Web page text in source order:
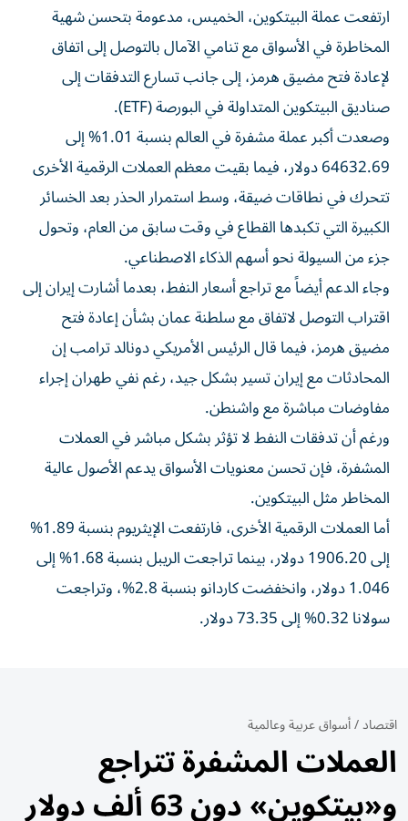
ارتفعت عملة البيتكوين، الخميس، مدعومة بتحسن شهية
المخاطرة في الأسواق مع تنامي الآمال بالتوصل إلى اتفاق
لإعادة فتح مضيق هرمز، إلى جانب تسارع التدفقات إلى
صناديق البيتكوين المتداولة في البورصة (ETF).
وصعدت أكبر عملة مشفرة في العالم بنسبة 1.01% إلى
64632.69 دولار، فيما بقيت معظم العملات الرقمية الأخرى
تتحرك في نطاقات ضيقة، وسط استمرار الحذر بعد الخسائر
الكبيرة التي تكبدها القطاع في وقت سابق من العام، وتحول
جزء من السيولة نحو أسهم الذكاء الاصطناعي.
وجاء الدعم أيضاً مع تراجع أسعار النفط، بعدما أشارت إيران إلى
اقتراب التوصل لاتفاق مع سلطنة عمان بشأن إعادة فتح
مضيق هرمز، فيما قال الرئيس الأمريكي دونالد ترامب إن
المحادثات مع إيران تسير بشكل جيد، رغم نفي طهران إجراء
مفاوضات مباشرة مع واشنطن.
ورغم أن تدفقات النفط لا تؤثر بشكل مباشر في العملات
المشفرة، فإن تحسن معنويات الأسواق يدعم الأصول عالية
المخاطر مثل البيتكوين.
أما العملات الرقمية الأخرى، فارتفعت الإيثريوم بنسبة 1.89%
إلى 1906.20 دولار، بينما تراجعت الريبل بنسبة 1.68% إلى
1.046 دولار، وانخفضت كاردانو بنسبة 2.8%، وتراجعت
سولانا 0.32% إلى 73.35 دولار.
اقتصاد/أسواق عربية وعالمية
العملات المشفرة تتراجع
و«بيتكوين» دون 63 ألف دولار